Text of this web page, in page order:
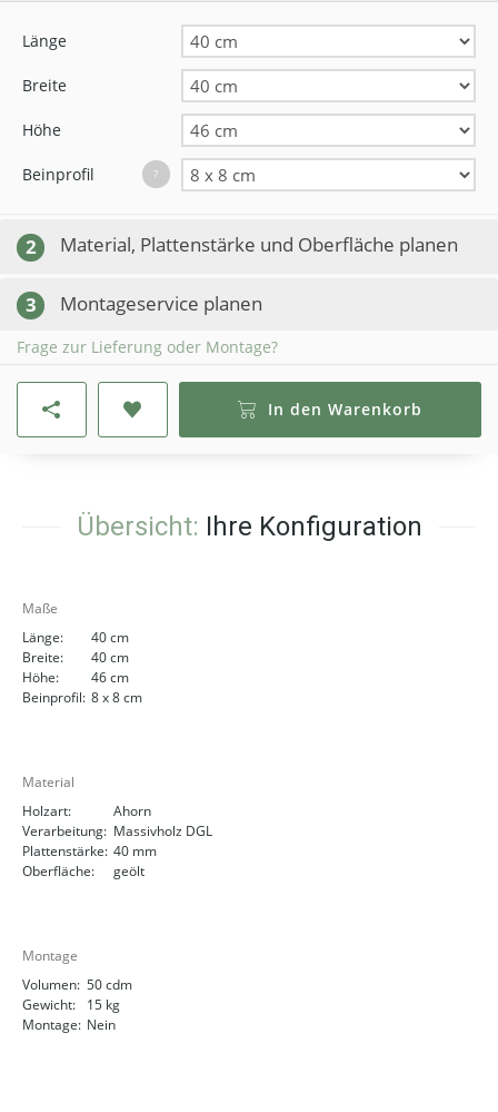
Länge
Breite
Höhe
Beinprofil ?
2 Material, Plattenstärke und Oberfläche planen
3 Montageservice planen
Frage zur Lieferung oder Montage?
In den Warenkorb
Übersicht: Ihre Konfiguration
Maße
Länge:
40 cm
Breite:
40 cm
Höhe:
46 cm
Beinprofil: 8 x 8 cm
Material
Holzart:
Ahorn
Verarbeitung: Massivholz DGL
Plattenstärke: 40 mm
Oberfläche:
geölt
Montage
Volumen: 50 cdm
Gewicht:
15 kg
Montage: Nein